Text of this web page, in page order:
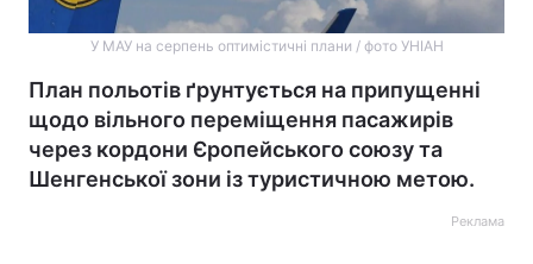
У МАУ на серпень оптимістичні плани / фото УНІАН
План польотів ґрунтується на припущенні
щодо вільного переміщення пасажирів
через кордони Єропейського союзу та
Шенгенської зони із туристичною метою.
Реклама